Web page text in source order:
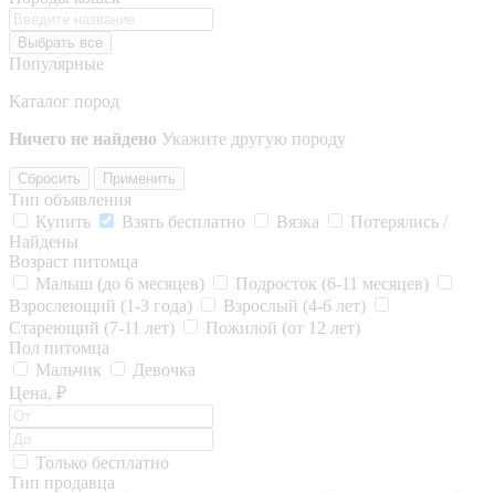
Выбрать все
Популярные
Каталог пород
Ничего не найдено Укажите другую породу
Сбросить Применить
Тип объявления
Купить
Взять бесплатно Вязка
Потерялись /
Найдены
Возраст питомца
Малыш (до 6 месяцев)
Подросток (6-11 месяцев)
Взрослеющий (1-3 года)
Взрослый (4-6 лет)
Стареющий (7-11 лет)
Пожилой (от 12 лет)
Пол питомца
Мальчик
Девочка
Цена, ₽
Только бесплатно
Тип продавца